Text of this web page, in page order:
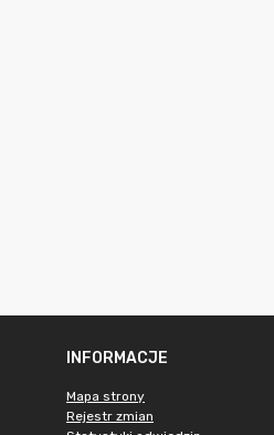
INFORMACJE
Mapa strony
Rejestr zmian